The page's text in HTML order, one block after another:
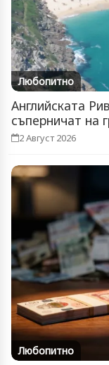
Любопитно
Английската
съперничат на
2 Август 2026
Любопитно